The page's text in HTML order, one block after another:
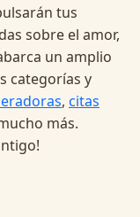
tus
sobre el amor,
un amplio
categorías y
, citas
más.